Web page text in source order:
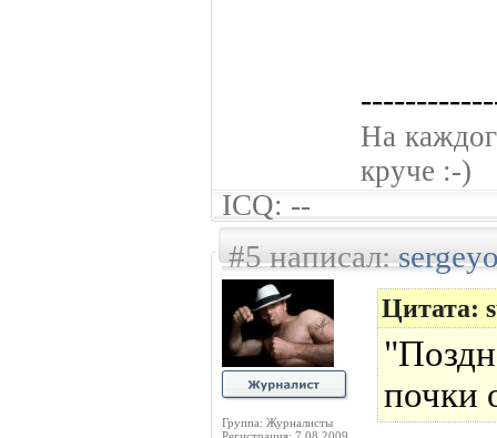
На
круче :-)
ICQ: --
#5 написал:
Группа: Журналисты
Цитата:
почки